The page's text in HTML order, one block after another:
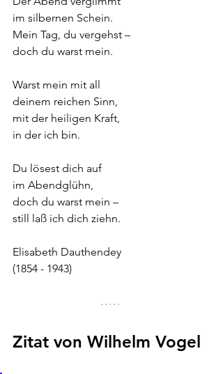
im silbernen Schein.
Mein Tag, du vergehst –
doch du warst mein.
Warst mein mit all
deinem reichen Sinn,
mit der heiligen Kraft,
in der ich bin.
Du lösest dich auf
im Abendglühn,
doch du warst mein –
still laß ich dich ziehn.
Elisabeth Dauthendey
(1854 - 1943)
Zitat von Wilhelm Vogel